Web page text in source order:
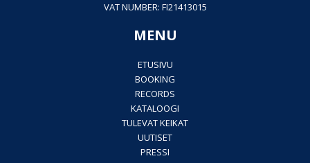
VAT NUMBER: FI21413015
MENU
ETUSIVU
BOOKING
RECORDS
KATALOOGI
TULEVAT KEIKAT
UUTISET
PRESSI